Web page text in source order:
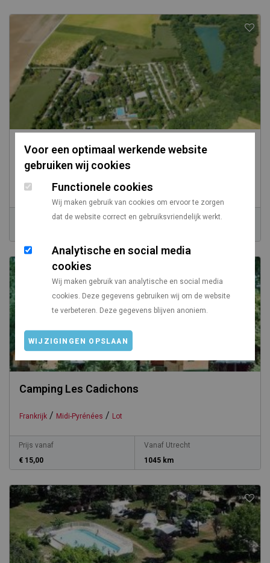
Voor een optimaal werkende website
gebruiken wij cookies
Functionele cookies
Wij maken gebruik van cookies om ervoor te zorgen
dat de website correct en gebruiksvriendelijk werkt.
Analytische en social media
cookies
Wij maken gebruik van analytische en social media
cookies. Deze gegevens gebruiken wij om de website
te verbeteren. Deze gegevens blijven anoniem.
WIJZIGINGEN OPSLAAN
Camping Centre Naturiste Deveze
Frankrijk / Midi-Pyrénées /
Gemiddelde standplaats:100
Prijs vanaf
Vanaf Utrecht
Camping Les Cadichons
Frankrijk / Midi-Pyrénées / Lot
Prijs vanaf
€ 15,00
Vanaf Utrecht
1045 km